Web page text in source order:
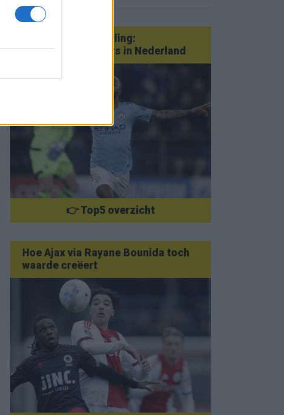
Van Götze tot Sterling:
statementtransfers in Nederland
👉 Top5 overzicht
Hoe Ajax via Rayane Bounida toch
waarde creëert